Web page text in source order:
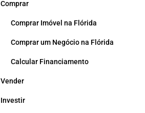
Comprar
Comprar Imóvel na Flórida
Comprar um Negócio na Flórida
Calcular Financiamento
Vender
Investir